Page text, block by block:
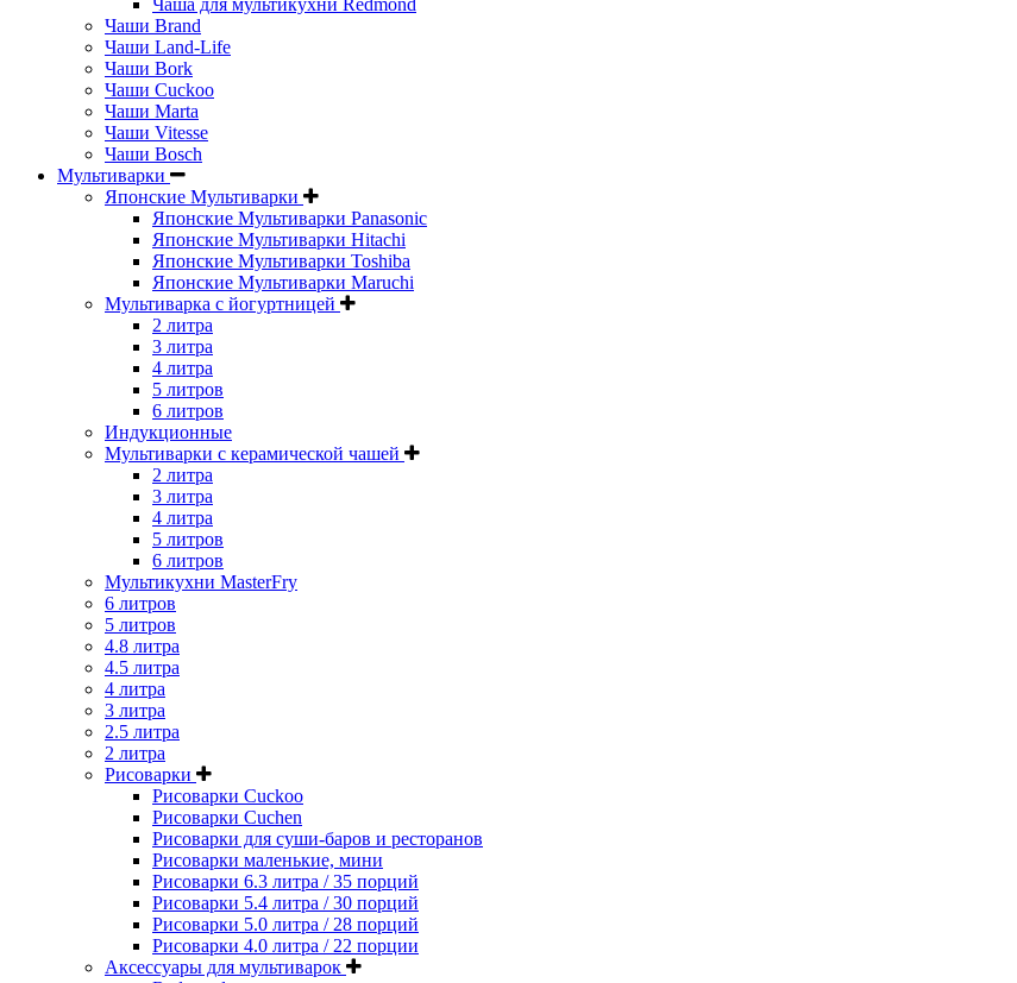
Чаша для мультикухни Redmond
Чаши Brand
Чаши Land-Life
Чаши Bork
Чаши Cuckoo
Чаши Marta
Чаши Vitesse
Чаши Bosch
Мультиварки
Японские Мультиварки
Японские Мультиварки Panasonic
Японские Мультиварки Hitachi
Японские Мультиварки Toshiba
Японские Мультиварки Maruchi
Мультиварка с йогуртницей
2 литра
3 литра
4 литра
5 литров
6 литров
Индукционные
Мультиварки с керамической чашей
2 литра
3 литра
4 литра
5 литров
6 литров
Мультикухни MasterFry
6 литров
5 литров
4.8 литра
4.5 литра
4 литра
3 литра
2.5 литра
2 литра
Рисоварки
Рисоварки Cuckoo
Рисоварки Cuchen
Рисоварки для суши-баров и ресторанов
Рисоварки маленькие, мини
Рисоварки 6.3 литра / 35 порций
Рисоварки 5.4 литра / 30 порций
Рисоварки 5.0 литра / 28 порций
Рисоварки 4.0 литра / 22 порции
Аксессуары для мультиварок